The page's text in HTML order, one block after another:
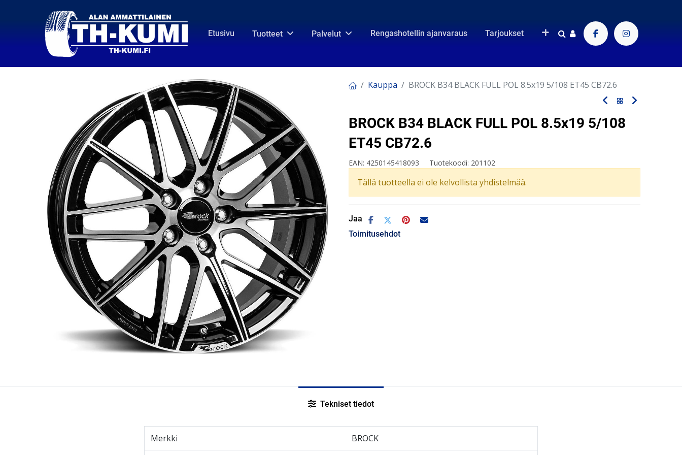
Etusivu Tuotteet Palvelut Rengashotellin ajanvaraus Tarjoukset
Kauppa BROCK B34 BLACK FULL POL 8.5x19 5/108 ET45 CB72.6
BROCK B34 BLACK FULL POL 8.5x19 5/108
ET45 CB72.6
EAN: 4250145418093 Tuotekoodi: 201102
Tällä tuotteella ei ole kelvollista yhdistelmää.
Jaa
Toimitusehdot
Tekniset tiedot
Merkki BROCK